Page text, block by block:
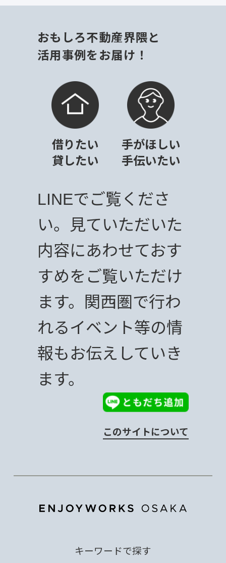
おもしろ不動産界隈と
活用事例をお届け！
借りたい
貸したい
手がほしい
手伝いたい
LINEでご覧くださ
い。見ていただいた
内容にあわせておす
すめをご覧いただけ
ます。関西圏で行わ
れるイベント等の情
報もお伝えしていき
ます。
このサイトについて
キーワードで探す